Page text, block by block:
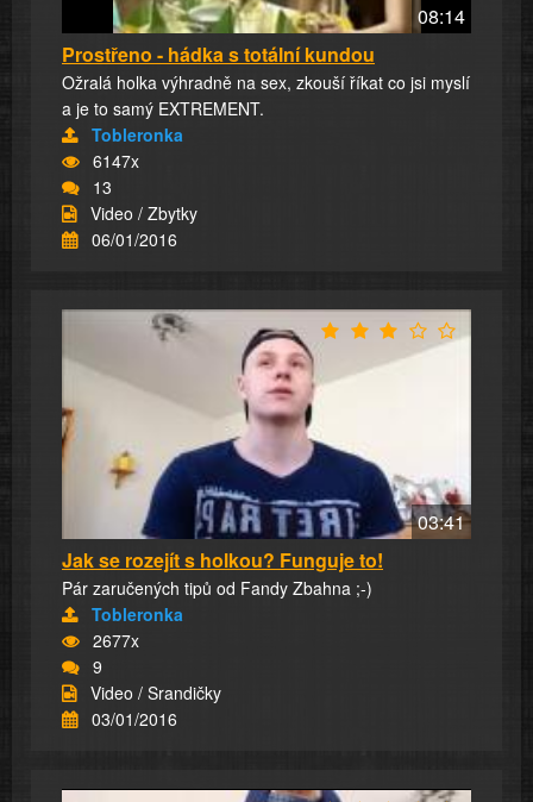
08:14
Prostřeno - hádka s totální kundou
Ožralá holka výhradně na sex, zkouší říkat co jsi myslí
a je to samý EXTREMENT.
Tobleronka
6147x
13
Video / Zbytky
06/01/2016
03:41
Jak se rozejít s holkou? Funguje to!
Pár zaručených tipů od Fandy Zbahna ;-)
Tobleronka
2677x
9
Video / Srandičky
03/01/2016